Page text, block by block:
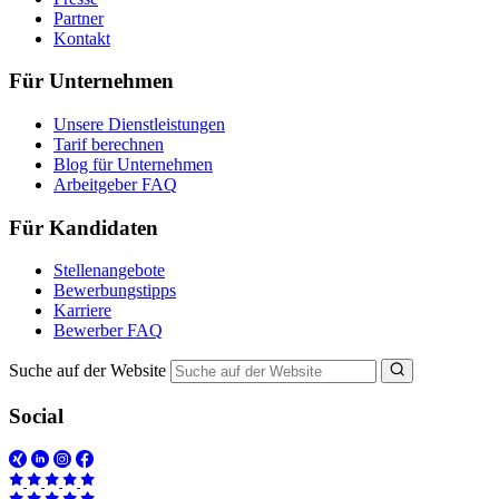
Partner
Kontakt
Für Unternehmen
Unsere Dienstleistungen
Tarif berechnen
Blog für Unternehmen
Arbeitgeber FAQ
Für Kandidaten
Stellenangebote
Bewerbungstipps
Karriere
Bewerber FAQ
Suche auf der Website
Social